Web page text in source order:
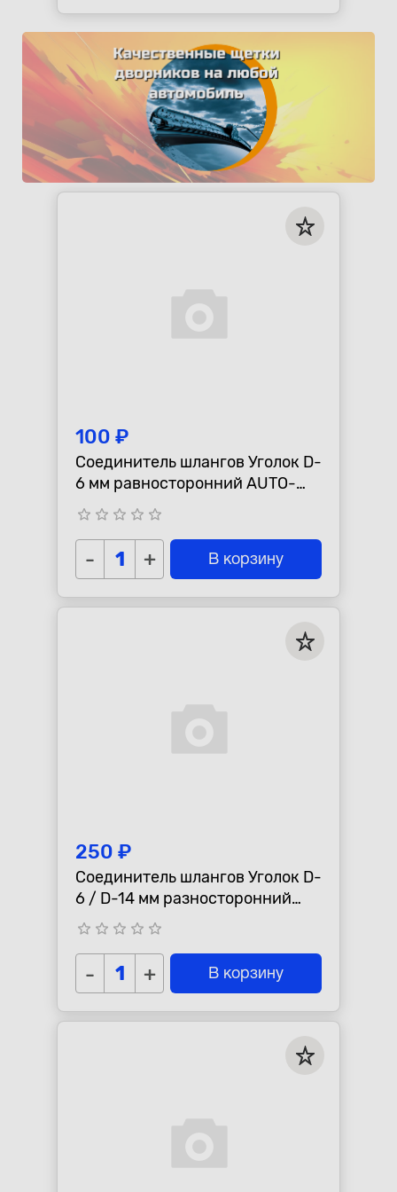
100 ₽
Соединитель шлангов Уголок D-
6 мм равносторонний AUTO-
GUR WS6
star_border star_border star_border star_border star_border
- + В корзину
250 ₽
Соединитель шлангов Уголок D-
6 / D-14 мм разносторонний
AUTO-GUR WS614
star_border star_border star_border star_border star_border
- + В корзину